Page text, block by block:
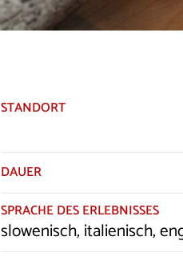
STANDORT
DAUER
SPRACHE DES ERLEBNISSES
slowenisch, italienisch,